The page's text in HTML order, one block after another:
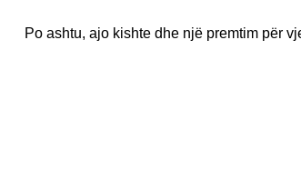
Po ashtu, ajo kishte dhe një premtim për